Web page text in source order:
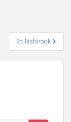
Ett läsförsök